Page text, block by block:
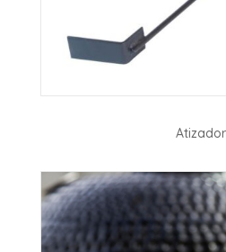
Atizador